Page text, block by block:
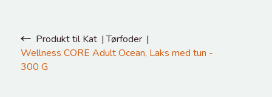
Produkt til Kat
Tørfoder
Wellness CORE Adult Ocean, Laks med tun -
300 G